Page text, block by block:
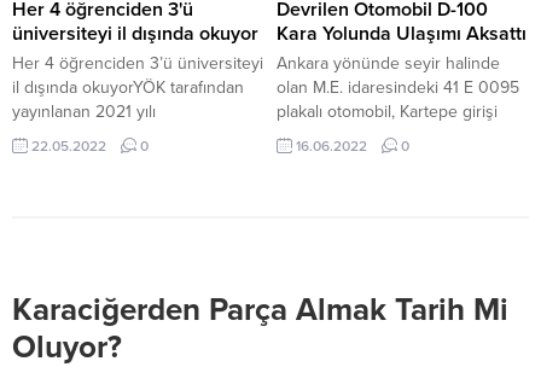
gün sürecek Çayırova Spor ve
Gençlik Festivali’nde Çayırova
Stadyumu sporseverlere
kapılarını açacak. Festivalde; ayak
tenisi, basketbol, voleybol,
körling,...
Her 4 öğrenciden 3'ü
üniversiteyi il dışında okuyor
Her 4 öğrenciden 3’ü üniversiteyi
il dışında okuyorYÖK tarafından
yayınlanan 2021 yılı
Yükseköğretime Geçişte Öğrenci
Hareketliliği raporuna göre
22.05.2022 0
Devrilen Otomobil D-100
Kara Yolunda Ulaşımı Aksattı
Ankara yönünde seyir halinde
olan M.E. idaresindeki 41 E 0095
plakalı otomobil, Kartepe girişi
mevkisinde yol çalışmaları
nedeniyle yavaşlayan Y.Ç’nin
kara yolunun Ankara yönü
16.06.2022 0
Karaciğerden Parça Almak Tarih Mi
Oluyor?